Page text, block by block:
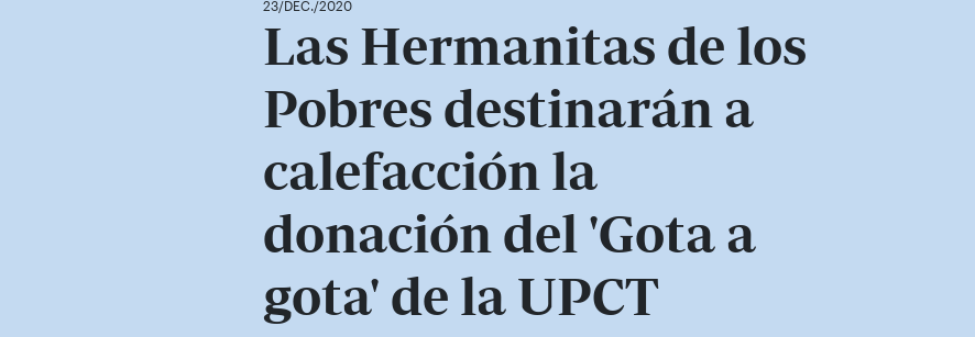
23/DEC./2020
Las Hermanitas de los
Pobres destinarán a
calefacción la
donación del 'Gota a
gota' de la UPCT